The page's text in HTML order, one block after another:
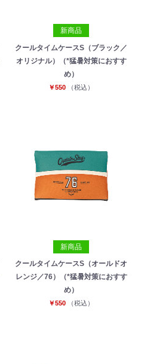
新商品
クールタイムケースS（ブラック／
オリジナル）（*猛暑対策におすす
め）
￥550 （税込）
新商品
クールタイムケースS（オールドオ
レンジ／76）（*猛暑対策におすす
め）
￥550 （税込）